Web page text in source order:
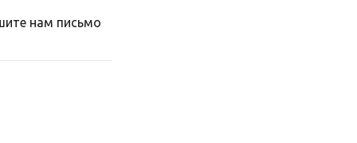
нам письмо